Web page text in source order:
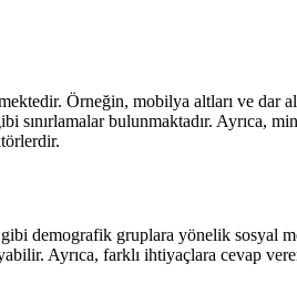
Örneğin, mobilya altları ve dar
sınırlamalar bulunmaktadır. Ayrıca,
demografik gruplara yönelik sosyal
Ayrıca, farklı ihtiyaçlara cevap